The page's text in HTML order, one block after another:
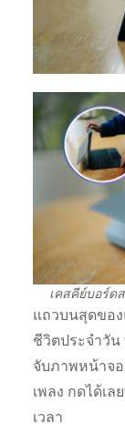
เคสคีย์บอร์ด
แถวบนสุดขอ
ชีวิตประจำวั
จับภาพหน้าจ
เพลง กดได้เ
เวลา